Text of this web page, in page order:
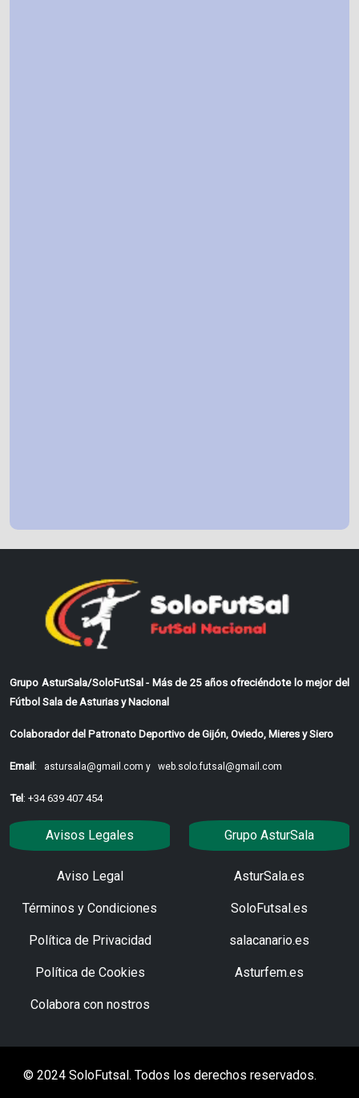
Grupo AsturSala/SoloFutSal - Más de 25 años ofreciéndote lo mejor del
Fútbol Sala de Asturias y Nacional
Colaborador del Patronato Deportivo de Gijón, Oviedo, Mieres y Siero
Email : astursala@gmail.com y web.solo.futsal@gmail.com
Tel : +34 639 407 454
Avisos Legales
Aviso Legal
Términos y Condiciones
Política de Privacidad
Política de Cookies
Colabora con nostros
Grupo AsturSala
AsturSala.es
SoloFutsal.es
salacanario.es
Asturfem.es
© 2024 SoloFutsal. Todos los derechos reservados.